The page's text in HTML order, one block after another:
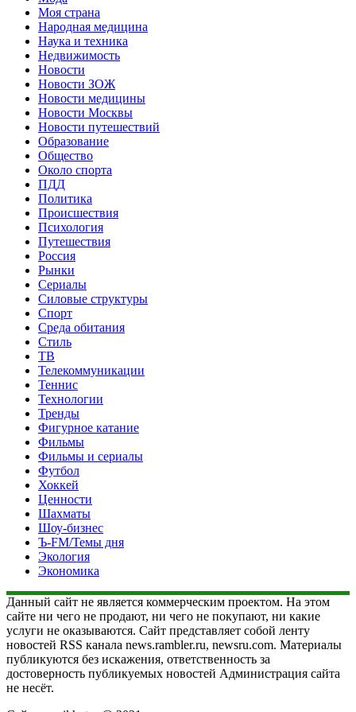
Моя страна
Народная медицина
Наука и техника
Недвижимость
Новости
Новости ЗОЖ
Новости медицины
Новости Москвы
Новости путешествий
Образование
Общество
Около спорта
ПДД
Политика
Происшествия
Психология
Путешествия
Россия
Рынки
Сериалы
Силовые структуры
Спорт
Среда обитания
Стиль
ТВ
Телекоммуникации
Теннис
Технологии
Тренды
Фигурное катание
Фильмы
Фильмы и сериалы
Футбол
Хоккей
Ценности
Шахматы
Шоу-бизнес
Ъ-FM/Темы дня
Экология
Экономика
Данный сайт не является коммерческим проектом. На этом
сайте ни чего не продают, ни чего не покупают, ни какие
услуги не оказываются. Сайт представляет собой ленту
новостей RSS канала news.rambler.ru, newsru.com. Материалы
публикуются без искажения, ответственность за
достоверность публикуемых новостей Администрация сайта
не несёт.